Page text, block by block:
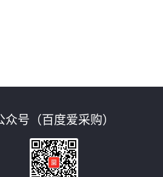
众号（百度爱采购）